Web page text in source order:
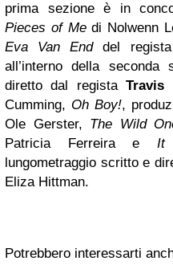
prima sezione è in
Pieces of Medi Nolwenn
Eva Van Enddel regista
all’interno della
diretto dal regista Travis
Cumming, Oh Boy!,
Ole Gerster, The Wild
Patricia Ferreira e It
lungometraggio scritto e
Eliza Hittman.
Potrebbero interessarti